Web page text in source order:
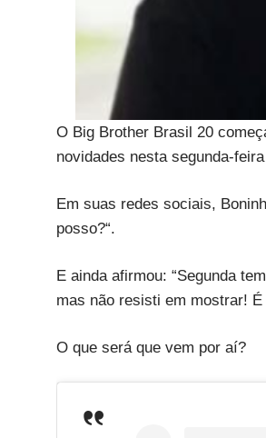
O Big Brother Brasil 20
novidades nesta segunda-
Em suas redes sociais,
posso?“.
E ainda afirmou: “Segunda
mas não resisti em mostrar!
O que será que vem por aí?